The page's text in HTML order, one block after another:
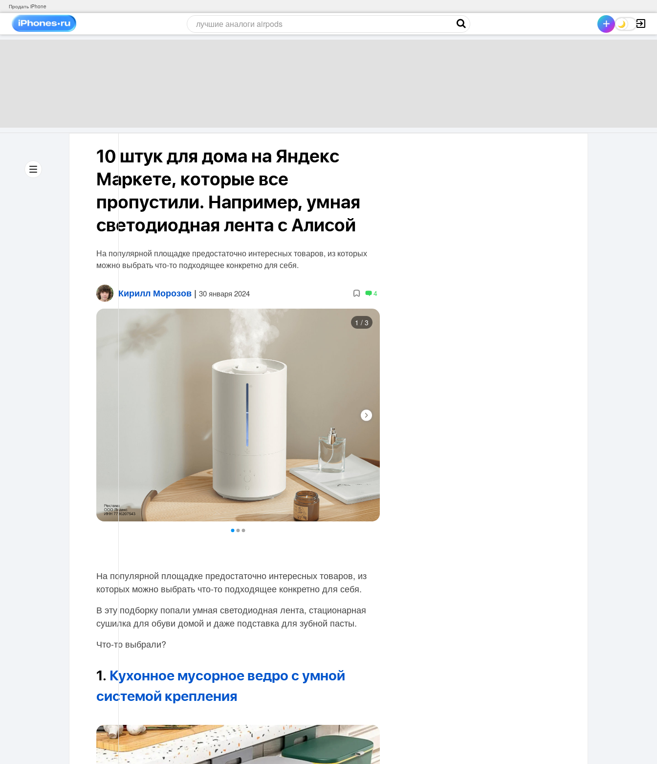
Продать iPhone
10 штук для дома на Яндекс
Маркете, которые все
пропустили. Например, умная
светодиодная лента с Алисой
На популярной площадке предостаточно интересных товаров, из которых
можно выбрать что-то подходящее конкретно для себя.
Кирилл Морозов | 30 января 2024 4
1 / 3
На популярной площадке предостаточно интересных товаров, из
которых можно выбрать что-то подходящее конкретно для себя.
В эту подборку попали умная светодиодная лента, стационарная
сушилка для обуви домой и даже подставка для зубной пасты.
Что-то выбрали?
1. Кухонное мусорное ведро с умной
системой крепления